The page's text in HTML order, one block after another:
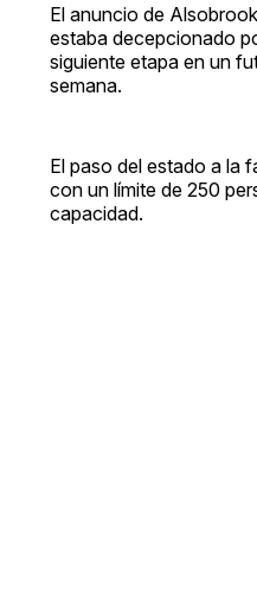
El anuncio de
estaba decepcionado
siguiente etapa en un
semana.
El paso del estado a la
con un límite de 250
capacidad.